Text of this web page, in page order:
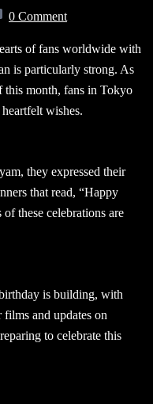
0 Comment
of fans worldwide with
is particularly strong. As
this month, fans in Tokyo
wishes.
they expressed their
that read, “Happy
these celebrations are
is building, with
films and updates on
to celebrate this